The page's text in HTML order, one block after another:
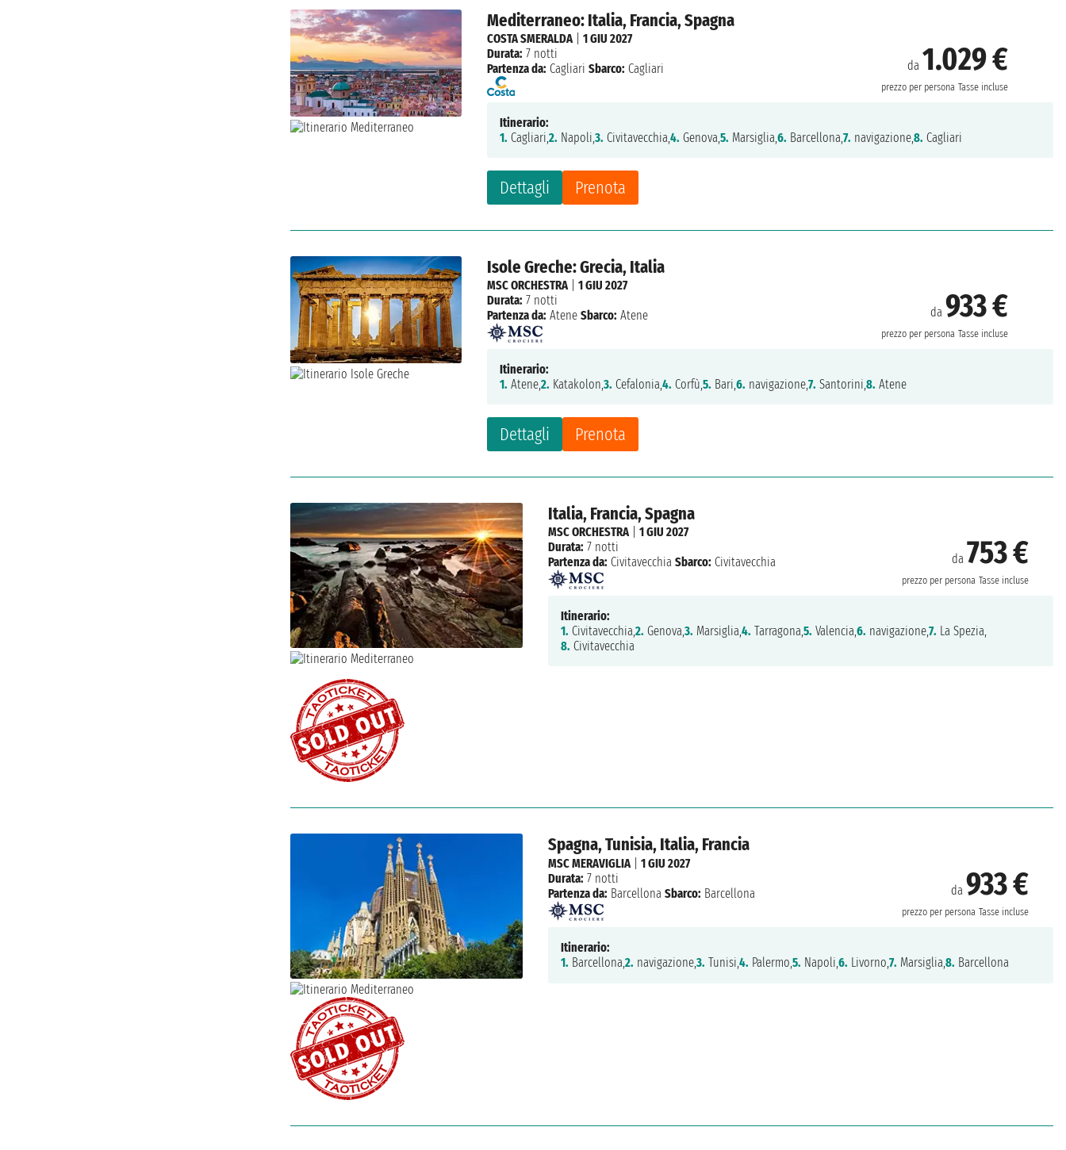
Mediterraneo: Italia, Francia, Spagna
da 1.029 €
prezzo per persona Tasse incluse
Dettagli Prenota
COSTA SMERALDA|1 GIU 2027
Durata: 7 notti
Partenza da: Cagliari Sbarco: Cagliari
Itinerario:
1. Cagliari,2. Napoli,3. Civitavecchia,4. Genova,5. Marsiglia,6. Barcellona,7. navigazione,8. Cagliari
Isole Greche: Grecia, Italia
da 933 €
prezzo per persona Tasse incluse
Dettagli Prenota
MSC ORCHESTRA|1 GIU 2027
Durata: 7 notti
Partenza da: Atene Sbarco: Atene
Itinerario:
1. Atene,2. Katakolon,3. Cefalonia,4. Corfù,5. Bari,6. navigazione,7. Santorini,8. Atene
Italia, Francia, Spagna
da 753 €
prezzo per persona Tasse incluse
MSC ORCHESTRA| 1 GIU 2027
Durata: 7 notti
Partenza da: Civitavecchia Sbarco: Civitavecchia
Itinerario:
1. Civitavecchia,2. Genova,3. Marsiglia,4. Tarragona,5. Valencia,6. navigazione,7. La Spezia,
8. Civitavecchia
Spagna, Tunisia, Italia, Francia
da 933 €
prezzo per persona Tasse incluse
MSC MERAVIGLIA| 1 GIU 2027
Durata: 7 notti
Partenza da: Barcellona Sbarco: Barcellona
Itinerario:
1. Barcellona,2. navigazione,3. Tunisi,4. Palermo,5. Napoli,6. Livorno,7. Marsiglia,8. Barcellona